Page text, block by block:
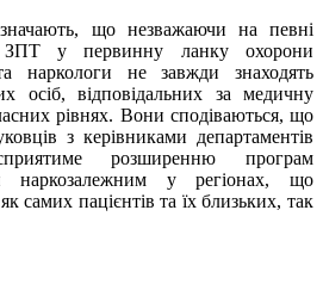
що незважаючи на певні
ЗПТ у первинну ланку охорони
наркологи не завжди знаходять
осіб, відповідальних за медичну
рівнях. Вони сподіваються, що
з керівниками департаментів
розширенню програм
наркозалежним у регіонах, що
самих пацієнтів та їх близьких, так